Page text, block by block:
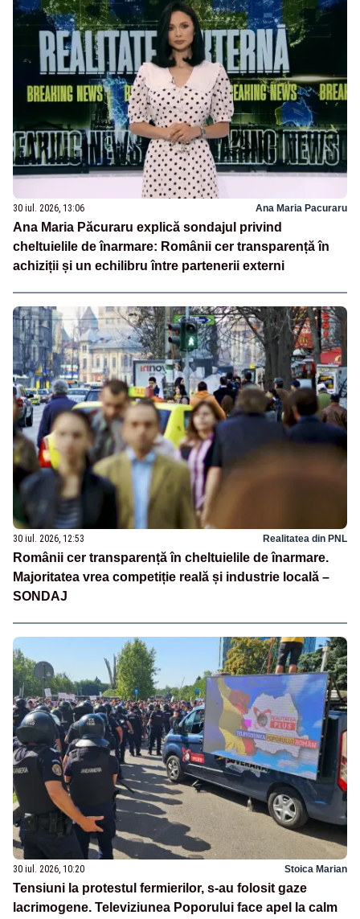
30 iul. 2026, 13:06 Ana Maria Pacuraru
Ana Maria Păcuraru explică sondajul privind
cheltuielile de înarmare: Românii cer transparență în
achiziții și un echilibru între partenerii externi
30 iul. 2026, 12:53 Realitatea din PNL
Românii cer transparență în cheltuielile de înarmare.
Majoritatea vrea competiție reală și industrie locală –
SONDAJ
30 iul. 2026, 10:20 Stoica Marian
Tensiuni la protestul fermierilor, s-au folosit gaze
lacrimogene. Televiziunea Poporului face apel la calm